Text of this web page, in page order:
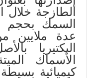
الطازجة خلال
السمك بحجم
عدة ملايين
البكتيريا
الأسماك
كيميائية